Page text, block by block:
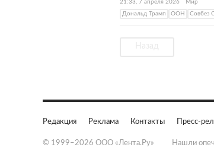
21:33, 7 апреля 2026
Мир
Дональд Трамп
ООН Совбез
Редакция Реклама Контакты Пресс-
© 1999–2026 ООО «Лента.Ру» Нашли